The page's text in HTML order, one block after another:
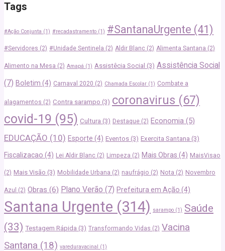
Tags
#Ação Conjunta (1) #recadastramento (1) #SantanaUrgente (41)
#Servidores (2) #Unidade Sentinela (2) Aldir Blanc (2) Alimenta Santana (2)
Alimento na Mesa (2) Amapá (1) Assistêcia Social (3) Assistência Social
(7) Boletim (4) Carnaval 2020 (2) Chamada Escolar (1) Combate a
alagamentos (2) Contra sarampo (3) coronavirus (67)
covid-19 (95) Cultura (3) Destaque (2) Economia (5)
EDUCAÇÃO (10) Esporte (4) Eventos (3) Exercita Santana (3)
Fiscalizacao (4) Lei Aldir Blanc (2) Limpeza (2) Mais Obras (4) MaisVisao
(2) Mais Visão (3) Mobilidade Urbana (2) naufrágio (2) Nota (2) Novembro
Azul (2) Obras (6) Plano Verão (7) Prefeitura em Ação (4)
Santana Urgente (314) sarampo (1) Saúde
(33) Testagem Rápida (3) Transformando Vidas (2) Vacina
Santana (18) vareduravacinal (1)